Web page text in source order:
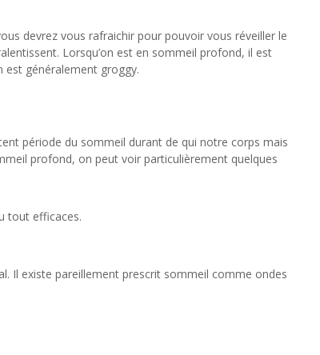
devrez vous rafraichir pour pouvoir vous réveiller le
Lorsqu’on est en sommeil profond, il est
est généralement groggy.
période du sommeil durant de qui notre corps mais
profond, on peut voir particulièrement quelques
tout efficaces.
Il existe pareillement prescrit sommeil comme ondes